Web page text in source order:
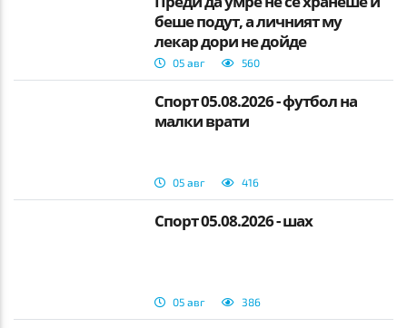
беше подут, а личният му
лекар дори не дойде
05 авг 560
Спорт 05.08.2026 - футбол на
малки врати
05 авг 416
Спорт 05.08.2026 - шах
05 авг 386